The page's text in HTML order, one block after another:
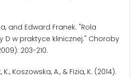
and Edward Franek. "Rola
D w praktyce klinicznej." Choroby
203-210.
Koszowska, A., & Fizia, K. (2014).